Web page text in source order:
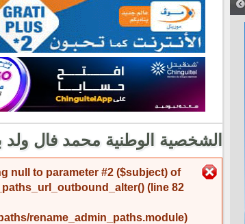
الشخصية الوطنية محمد فال
رسالة الخطأ
null to parameter #2 ($subject) of
(line 82
rename_admin_paths.module).